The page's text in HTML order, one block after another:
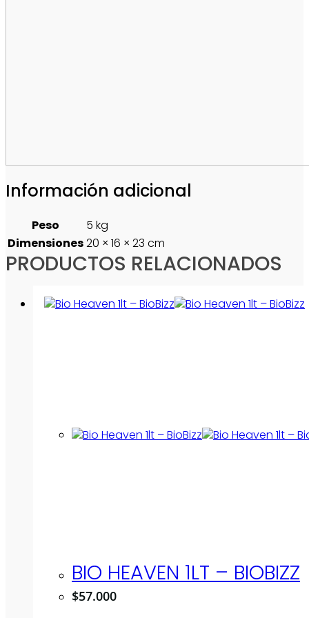
Información adicional
Peso
5 kg
Dimensiones20 × 16 × 23 cm
PRODUCTOS RELACIONADOS
BIO HEAVEN 1LT – BIOBIZZ
$57.000